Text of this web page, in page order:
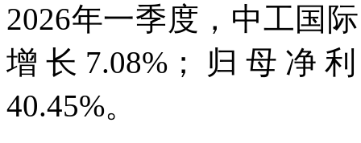
2026年一季度，中工国
增长7.08%；归母净
40.45%。